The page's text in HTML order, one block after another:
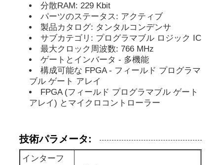
MPU IC
CPLD PLD
赤外線熱検出器
ドラムのメモリー チップ
分散RAM: 229 Kbit
パーツのステータス: アクティブ
製品カタログ: タンタルコンデンサ
サブカテゴリ: プログラマブル ロジック IC
最大クロック周波数: 766 MHz
ゲートとインバータ - 多機能
構成可能な FPGA - フィールド プログラマ
ブル ゲート アレイ
FPGA (フィールド プログラマブル ゲート
アレイ) とマイクロコントローラー
技術パラメータ:
インターフ